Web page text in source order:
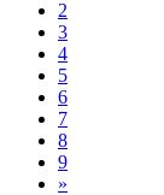
2
3
4
5
6
7
8
9
»